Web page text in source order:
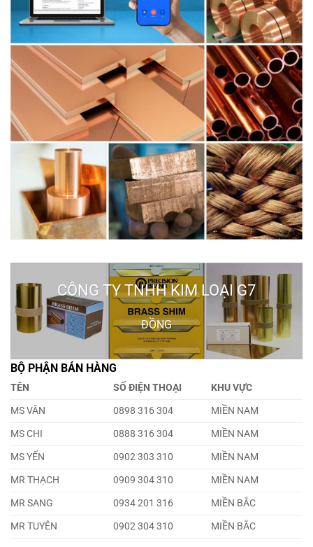
CÔNG TY TNHH KIM LOẠI G7
ĐỒNG
BỘ PHẬN BÁN HÀNG
TÊN SỐ ĐIỆN THOẠI
KHU VỰC
MS VÂN
0898 316 304
MIỀN NAM
MS CHI
0888 316 304
MIỀN NAM
MS YẾN
0902 303 310
MIỀN NAM
MR THẠCH
0909 304 310
MIỀN NAM
MR SANG
0934 201 316
MIỀN BẮC
MR TUYÊN
0902 304 310 MIỀN BẮC